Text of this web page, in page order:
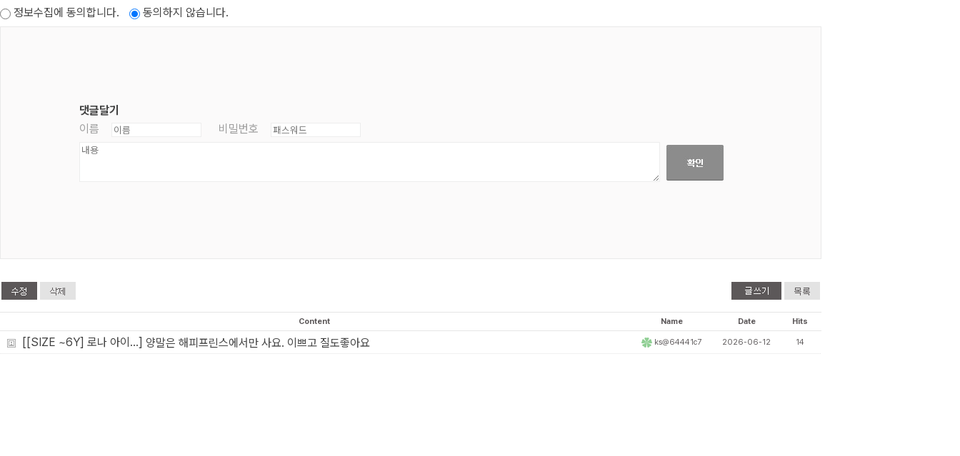
정보수집에 동의합니다.
동의하지 않습니다.
댓글달기
이름
비밀번호
Content Name Date Hits
[[SIZE ~6Y] 로나 아이...] 양말은 해피프린스에서만 사요. 이쁘고 질도좋아요 ks@64441c7 2026-06-12 14